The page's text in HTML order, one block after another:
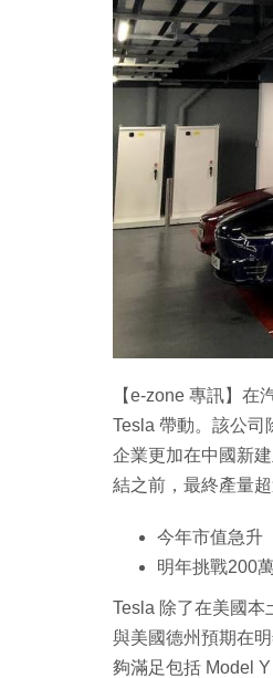
【e-zone 專訊】
Tesla 帶動。該公
企業更加在中國新
結之前，最終產量
今年市值急升
明年挑戰200
Tesla 除了在美國
與美國德州預期在
夠滿足包括 Model